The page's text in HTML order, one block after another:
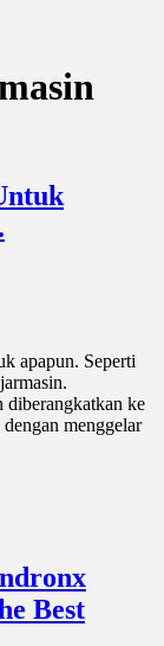
apapun. Seperti
diberangkatkan ke
menggelar
Best